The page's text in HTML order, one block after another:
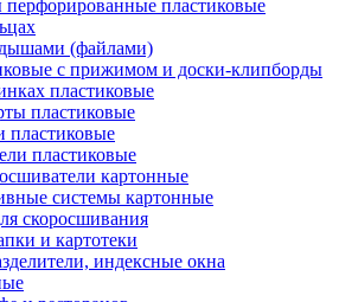
пластиковые
(файлами)
с прижимом и доски-клипборды
пластиковые
пластиковые
пластиковые
пластиковые
картонные
системы картонные
скоросшивания
и картотеки
индексные окна